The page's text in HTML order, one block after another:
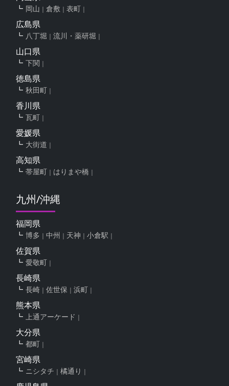
岡山 倉敷 表町
広島県
八丁堀 流川・薬研堀
山口県
下関
徳島県
秋田町
香川県
瓦町
愛媛県
大街道
高知県
帯屋町 はりまや橋
九州/沖縄
福岡県
博多 中州 天神 小倉駅
佐賀県
愛敬町
長崎県
長崎 佐世保 浜町
熊本県
上通アーケード
大分県
都町
宮崎県
ニシタチ 橘通り